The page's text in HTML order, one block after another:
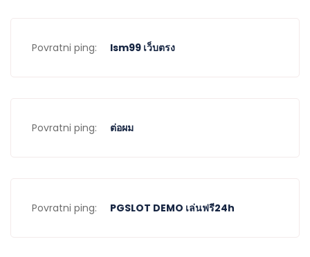
Povratni ping: lsm99 เว็บตรง
Povratni ping: ต่อผม
Povratni ping: PGSLOT DEMO เล่นฟรี24h